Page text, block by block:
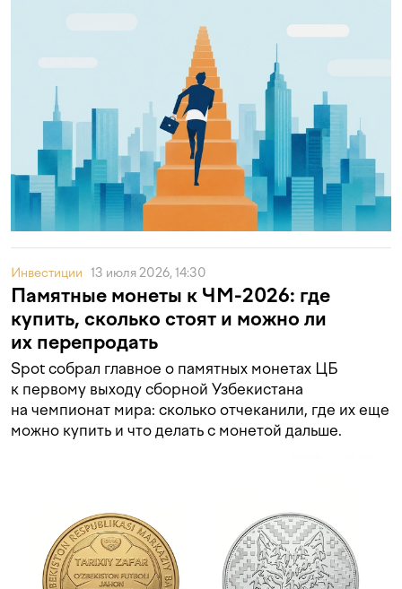
Инвестиции 13 июля 2026, 14:30
Памятные монеты к ЧМ-2026: где
купить, сколько стоят и можно ли
их перепродать
Spot собрал главное о памятных монетах ЦБ
к первому выходу сборной Узбекистана
на чемпионат мира: сколько отчеканили, где их еще
можно купить и что делать с монетой дальше.